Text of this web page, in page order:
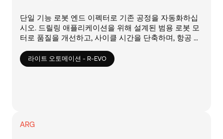
단일 기능 로봇 엔드 이펙터로 기존 공정을 자동화하십
시오. 드릴링 애플리케이션을 위해 설계된 범용 로봇 모
터로 품질을 개선하고, 사이클 시간을 단축하며, 항공 우
라이트 오토메이션 - R-EVO
ARG